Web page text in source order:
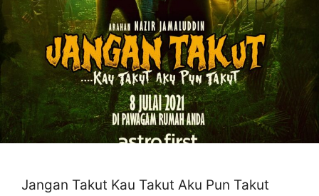
Jangan Takut Kau Takut Aku Pun Takut